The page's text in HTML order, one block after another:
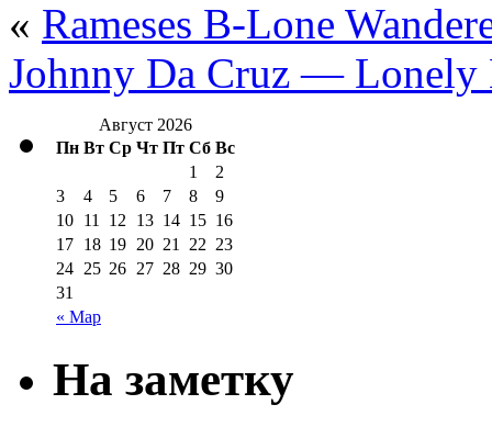
« Rameses B-Lone
Johnny Da Cruz — Lonely
Август 2026
Пн Вт Ср Чт Пт Сб Вс
« Мар
1
2
3
4 5 6 7 8
9
10 11 12 13 14 15 16
17 18 19 20 21 22 23
24 25 26 27 28 29 30
31
На заметку